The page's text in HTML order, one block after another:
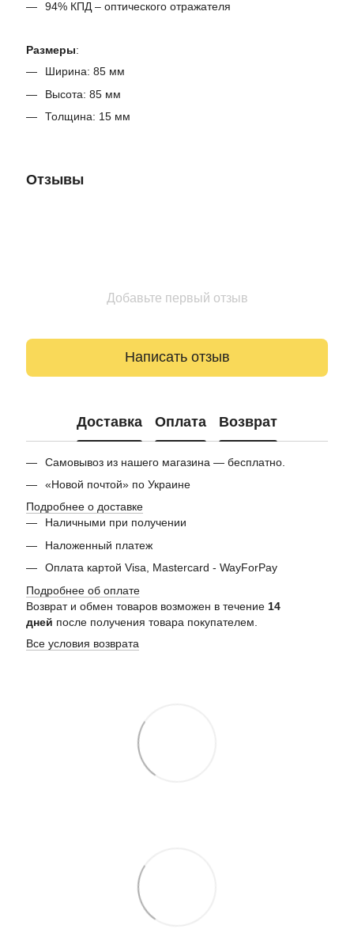
94% КПД – оптического отражателя
Размеры:
Ширина: 85 мм
Высота: 85 мм
Толщина: 15 мм
Отзывы
Добавьте первый отзыв
Написать отзыв
Доставка Оплата Возврат
Самовывоз из нашего магазина — бесплатно.
«Новой почтой» по Украине
Подробнее о доставке
Наличными при получении
Наложенный платеж
Оплата картой Visa, Mastercard - WayForPay
Подробнее об оплате
Возврат и обмен товаров возможен в течение 14
дней после получения товара покупателем.
Все условия возврата